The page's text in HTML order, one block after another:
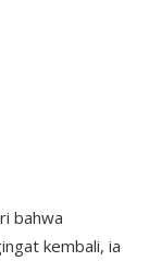
bahwa
kembali, ia